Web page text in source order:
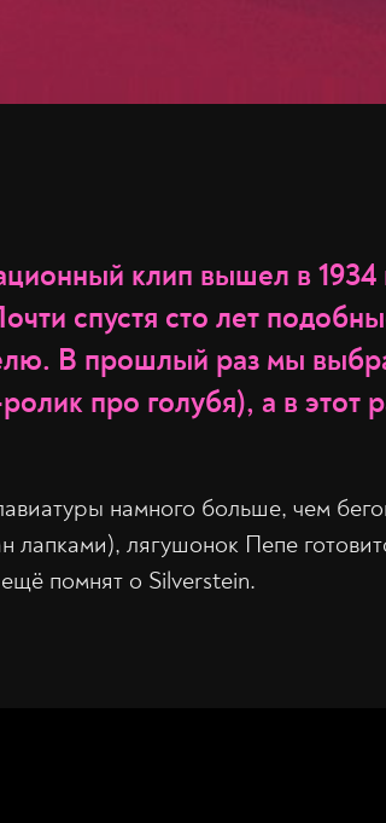
клип вышел в 1934
спустя сто лет
В прошлый раз мы
про голубя), а в этот
намного больше, чем
лапками), лягушонок Пепе
помнят о Silverstein.